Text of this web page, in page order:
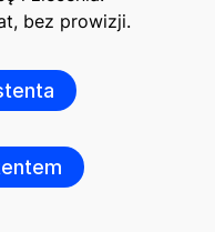
bez prowizji.